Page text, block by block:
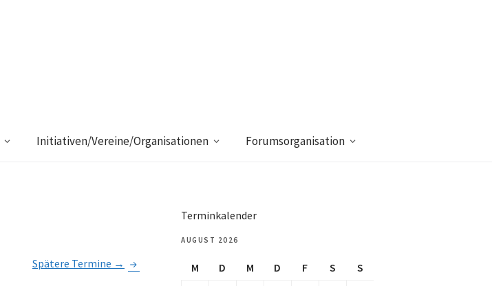
Initiativen/Vereine/Organisationen Forumsorganisation
Spätere Termine →
Terminkalender
AUGUST 2026
M D M D F S
S